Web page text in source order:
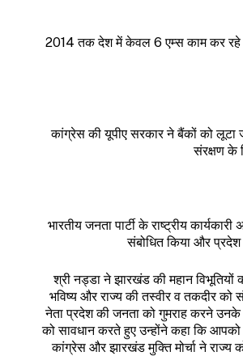
2014 तक देश में केवल 6 एम्स काम कर रहे थे
कांग्रेस की यूपीए सरकार ने बैंकों को
संरक्षण के
भारतीय जनता पार्टी के राष्ट्रीय
संबोधित किया और
श्री नड्डा ने झारखंड की महान
भविष्य और राज्य की तस्वीर व तकदीर
नेता प्रदेश की जनता को गुमराह करने
को सावधान करते हुए उन्होंने कहा कि
कांग्रेस और झारखंड मुक्ति मोर्चा ने राज्य